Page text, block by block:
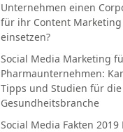
Unternehmen einen
für ihr Content Marketing
einsetzen?
Social Media Marketing
Pharmaunternehmen:
Tipps und Studien für die
Gesundheitsbranche
Social Media Fakten 2019